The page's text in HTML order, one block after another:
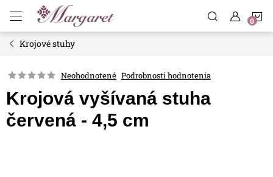
obsah
Krojové stuhy
Neohodnotené Podrobnosti hodnotenia
Krojová vyšívaná stuha
červená - 4,5 cm